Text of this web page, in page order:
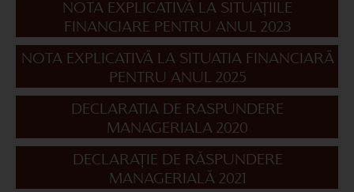
NOTA EXPLICATIVĂ LA SITUAȚIILE
FINANCIARE PENTRU ANUL 2023
NOTA EXPLICATIVÄ LA SITUATIA FINANCIARÄ
PENTRU ANUL 2025
DECLARATIA DE RASPUNDERE
MANAGERIALA 2020
DECLARAȚIE DE RĂSPUNDERE
MANAGERIALĂ 2021